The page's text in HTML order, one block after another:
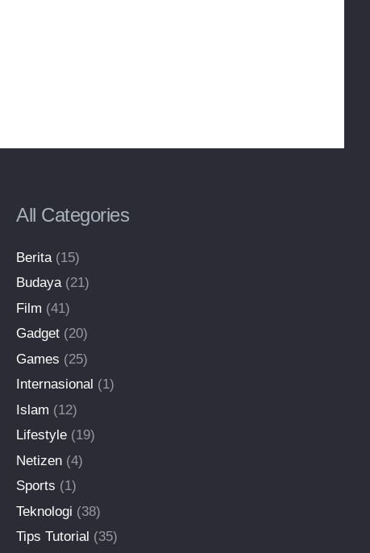
All Categories
Berita (15)
Budaya(21)
Film (41)
Gadget (20)
Games (25)
Internasional (1)
Islam (12)
Lifestyle (19)
Netizen (4)
Sports (1)
Teknologi (38)
Tips Tutorial (35)